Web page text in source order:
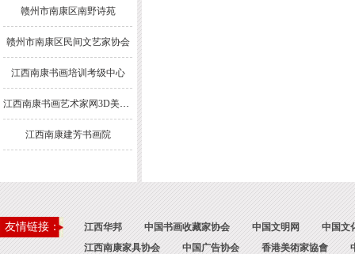
赣州市南康区南野诗苑
赣州市南康区民间文艺家协会
江西南康书画培训考级中心
江西南康书画艺术家网3D美术馆
江西南康建芳书画院
友情链接： 江西华邦 中国书画收藏家协会 中国文明网
中国文
江西南康家具协会
中国广告协会 香港美術家協會